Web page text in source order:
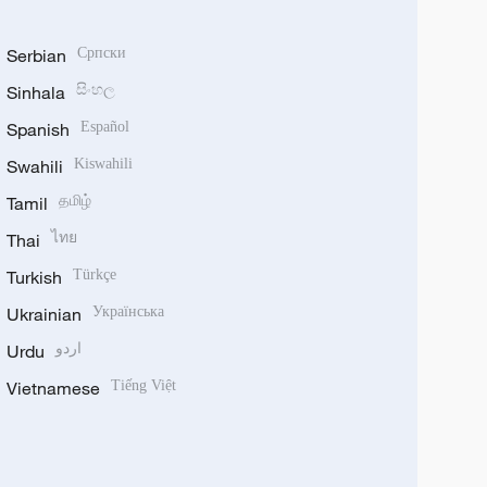
Serbian Српски
Sinhala සිංහල
Spanish Español
Swahili Kiswahili
Tamil தமிழ்
Thai ไทย
Turkish Türkçe
Ukrainian Українська
Urdu اردو
Vietnamese Tiếng Việt